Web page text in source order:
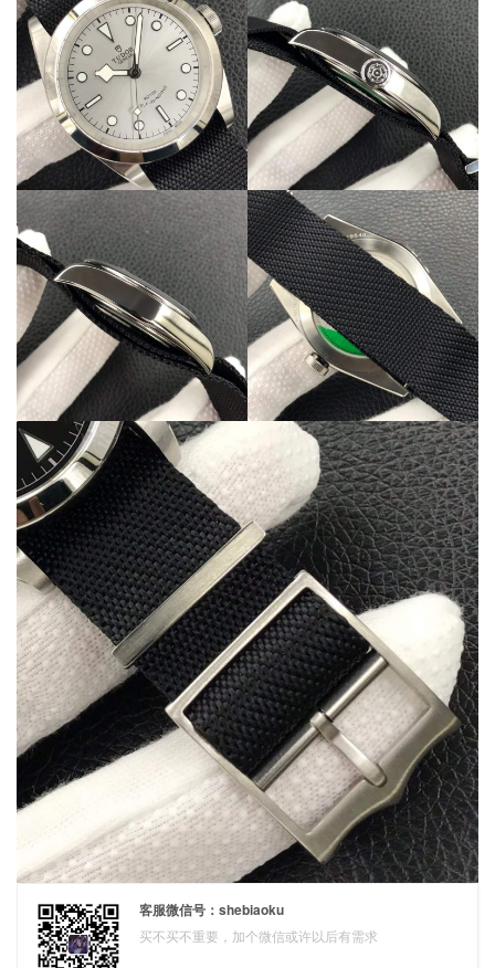
客服微信号：shebiaoku
买不买不重要，加个微信或许以后有需求